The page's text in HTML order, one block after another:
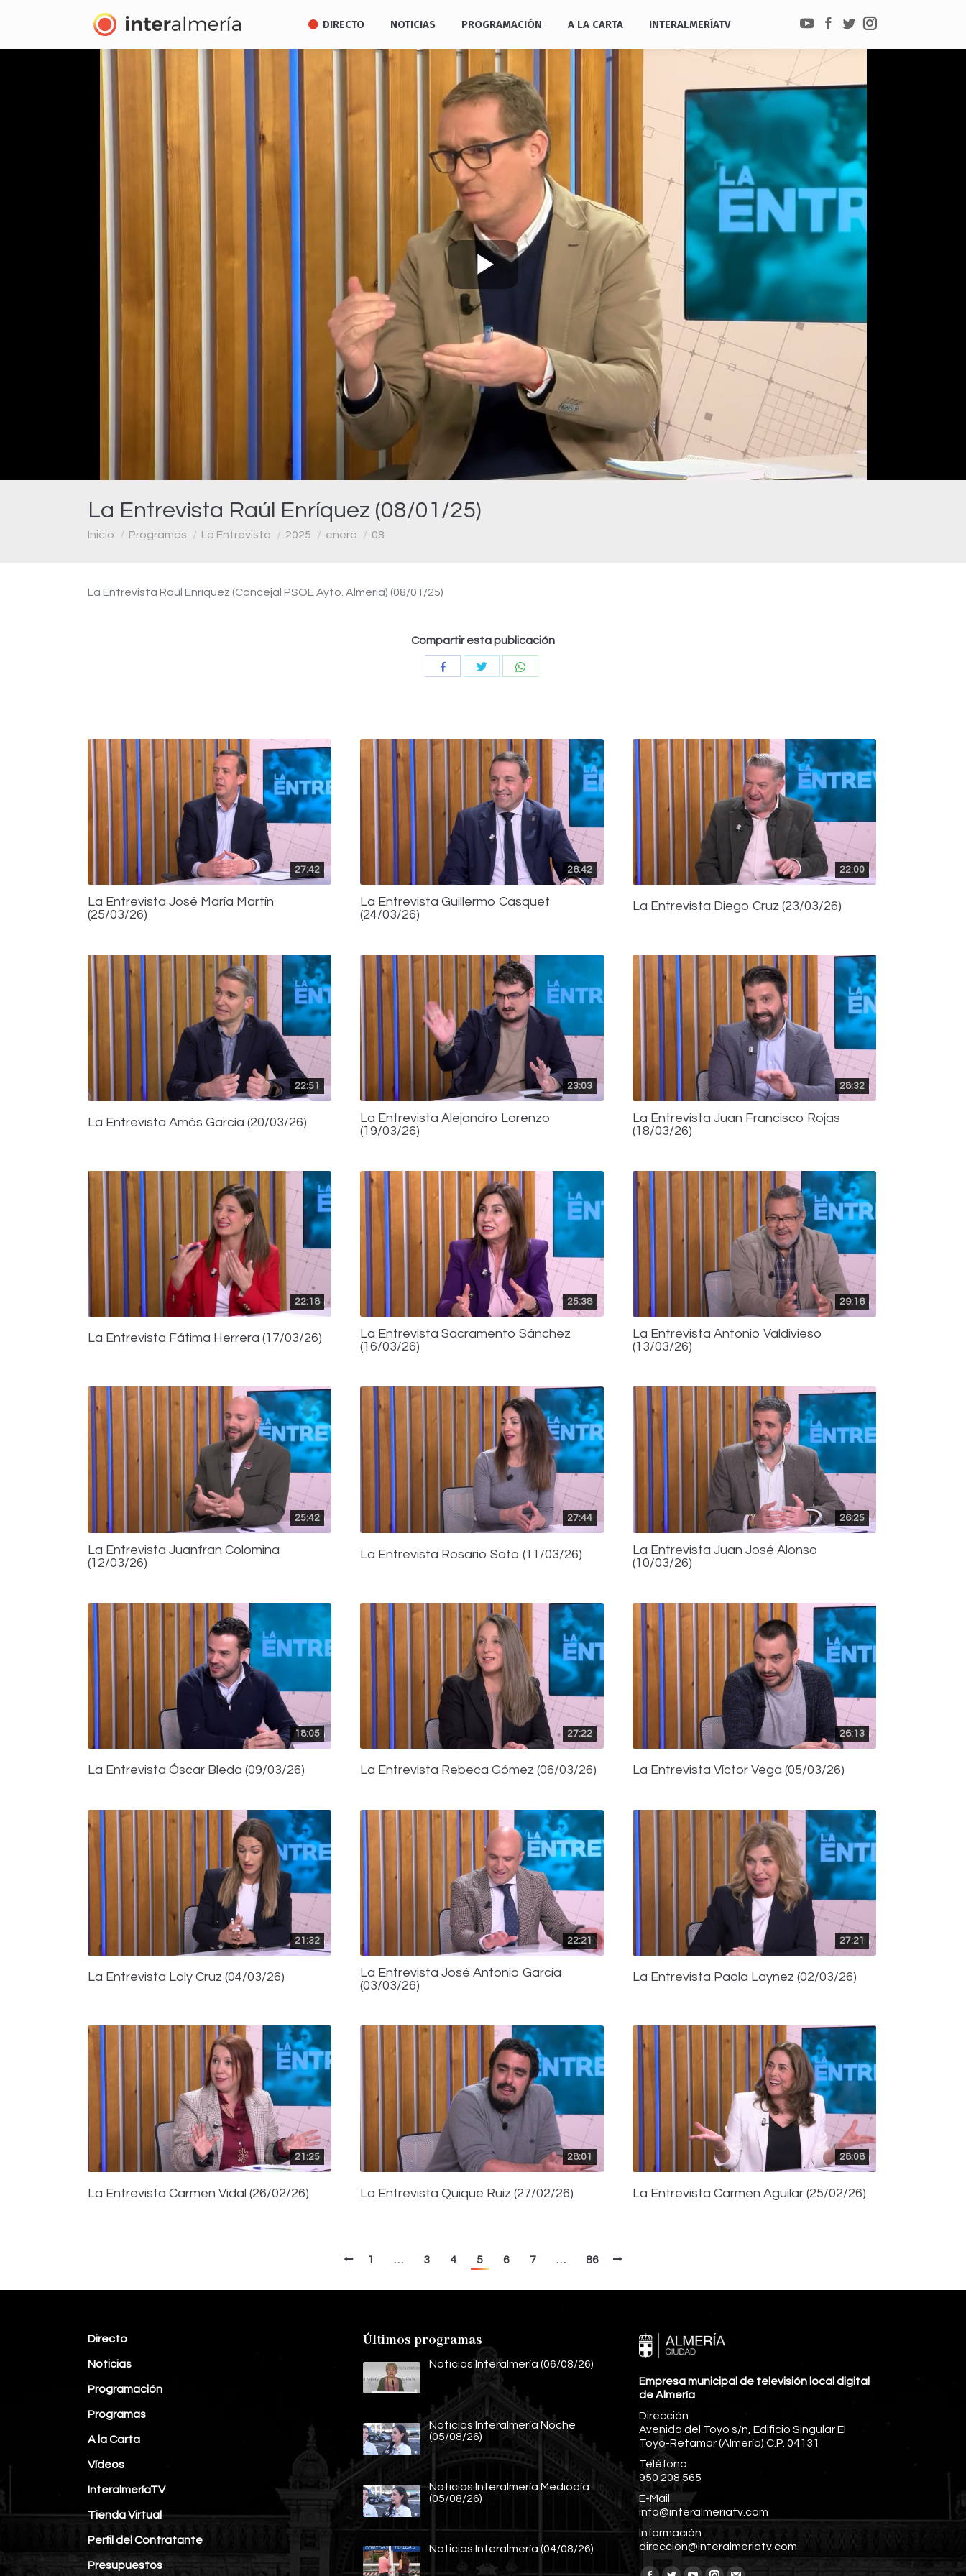
DIRECTO NOTICIAS PROGRAMACIÓN A LA CARTA INTERALMERÍATV
YouTube
Facebook
TwitterInstagram
La Entrevista Raúl Enríquez (08/01/25)
Estás aquí:
Inicio Programas La Entrevista 2025 enero 08
Play
Video
La Entrevista Raúl Enríquez (Concejal PSOE Ayto. Almería) (08/01/25)
Compartir esta publicación
CompartirCompartir
27:42
La Entrevista José María Martín
(25/03/26)
26:42
La Entrevista Guillermo Casquet
(24/03/26)
22:00
La Entrevista Diego Cruz (23/03/26)
22:51
La Entrevista Amós García (20/03/26)
23:03
La Entrevista Alejandro Lorenzo
(19/03/26)
28:32
La Entrevista Juan Francisco Rojas
(18/03/26)
22:18
La Entrevista Fátima Herrera (17/03/26)
25:38
La Entrevista Sacramento Sánchez
(16/03/26)
29:16
La Entrevista Antonio Valdivieso
(13/03/26)
25:42
La Entrevista Juanfran Colomina
(12/03/26)
27:44
La Entrevista Rosario Soto (11/03/26)
26:25
La Entrevista Juan José Alonso
(10/03/26)
18:05
La Entrevista Óscar Bleda (09/03/26)
27:22
La Entrevista Rebeca Gómez (06/03/26)
26:13
La Entrevista Víctor Vega (05/03/26)
21:32
La Entrevista Loly Cruz (04/03/26)
22:21
La Entrevista José Antonio García
(03/03/26)
27:21
La Entrevista Paola Laynez (02/03/26)
21:25
La Entrevista Carmen Vidal (26/02/26)
28:01
La Entrevista Quique Ruiz (27/02/26)
28:08
La Entrevista Carmen Aguilar (25/02/26)
1 … 3 4 5 6 7 … 86
Directo
Noticias
Programación
Programas
A la Carta
Vídeos
InteralmeríaTV
Tienda Virtual
Perfil del Contratante
Presupuestos
Últimos programas
Noticias Interalmería (06/08/26)
Noticias Interalmería Noche
(05/08/26)
Noticias Interalmería Mediodía
(05/08/26)
Noticias Interalmería (04/08/26)
Empresa municipal de televisión local digital
de Almería
Dirección
Avenida del Toyo s/n, Edificio Singular El
Toyo-Retamar (Almería) C.P. 04131
Teléfono
950 208 565
E-Mail
info@interalmeriatv.com
Información
direccion@interalmeriatv.com
Encuéntranos en: